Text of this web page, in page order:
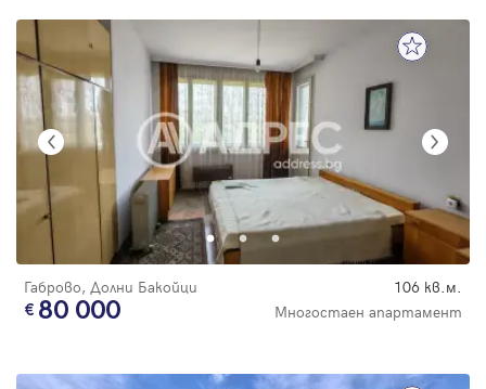
Габрово, Долни Бакойци 106 кв.м.
80 000 Многостаен апартамент